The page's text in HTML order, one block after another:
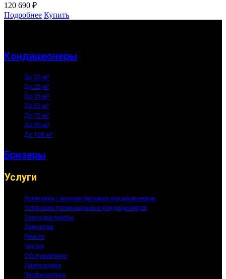
120 690 ₽
Подробнее Купить
Кондиционеры
До 20 м²
До 25 м²
До 35 м²
До 53 м²
До 75 м²
До 90 м²
До 108 м²
Бризеры
Услуги
Установка / монтаж бытовых кондиционеров
Установка промышленных кондиционеров
Закладка трассы
Демонтаж
Ремонт
Чистка
Обслуживание
Диагностика
Профилактика